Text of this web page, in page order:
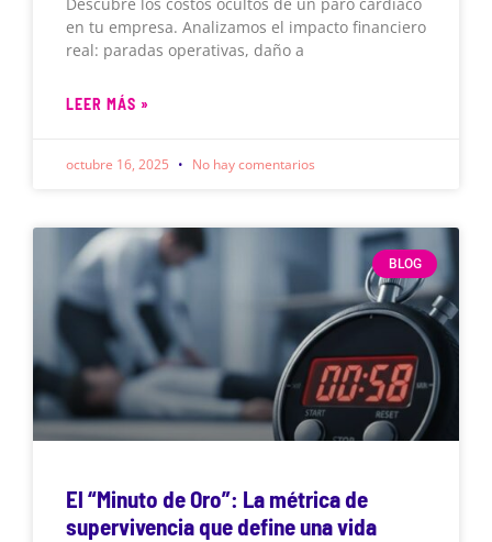
en tu empresa. Analizamos el impacto financiero
real: paradas operativas, daño a
LEER MÁS »
octubre 16, 2025 No hay comentarios
BLOG
El “Minuto de Oro”: La métrica de
supervivencia que define una vida